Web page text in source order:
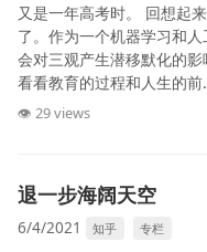
又是一年高考时。 回想起
了。作为一个机器学习和
会对三观产生潜移默化的
看看教育的过程和人生的前
👁 29 views
退一步海阔天空
6/4/2021 知乎 专栏